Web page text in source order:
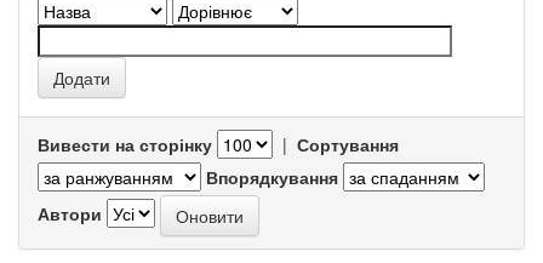
Вивести на сторінку | Сортування
Впорядкування
Автори